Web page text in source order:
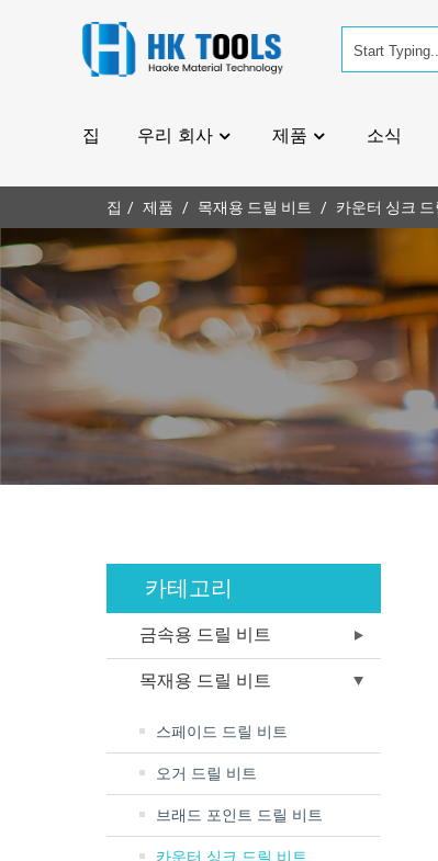
집 우리 회사 제품 소식
집 제품 목재용 드릴 비트 카운터 싱크 드
카테고리
금속용 드릴 비트
목재용 드릴 비트
스페이드 드릴 비트
오거 드릴 비트
브래드 포인트 드릴 비트
카운터 싱크 드릴 비트